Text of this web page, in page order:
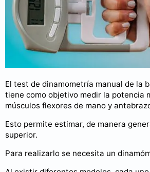
El test de dinamometría manual de la
tiene como objetivo medir la potencia
músculos flexores de mano y
Esto permite estimar, de manera
superior.
Para realizarlo se necesita un